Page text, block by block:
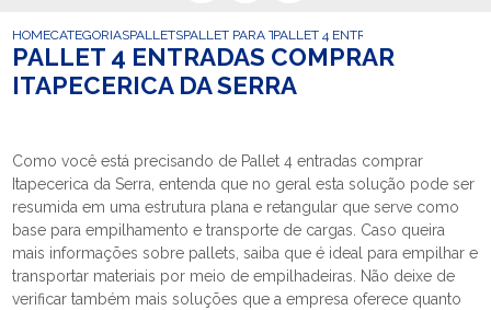
HOMECATEGORIASPALLETSPALLET PARA TAMBORPALLET 4 ENTRADAS COMPRAR
PALLET 4 ENTRADAS COMPRAR
ITAPECERICA DA SERRA
Como você está precisando de Pallet 4 entradas comprar
Itapecerica da Serra, entenda que no geral esta solução pode ser
resumida em uma estrutura plana e retangular que serve como
base para empilhamento e transporte de cargas. Caso queira
mais informações sobre pallets, saiba que é ideal para empilhar e
transportar materiais por meio de empilhadeiras. Não deixe de
verificar também mais soluções que a empresa oferece quanto